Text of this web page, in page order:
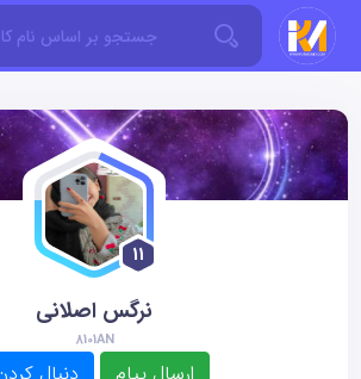
11
نرگس اصلانی
8101AN